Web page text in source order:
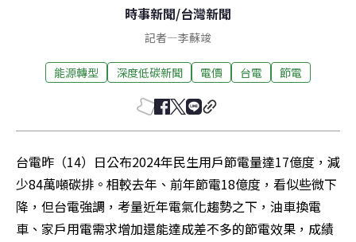
時事新聞/台灣新聞
記者—李蘇竣
能源轉型 深度低碳新聞 電價 台電 節電
台電昨（14）日公布2024年民生用戶節電量達17億度，減
少84萬噸碳排。相較去年、前年節電18億度，看似些微下
降，但台電強調，考量近年電氣化趨勢之下，油車換電
車、家戶用電需求增加還能達成差不多的節電效果，成績